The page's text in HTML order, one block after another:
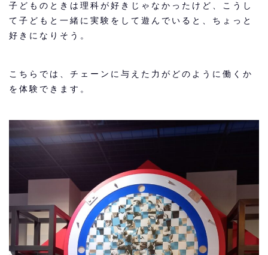
子どものときは理科が好きじゃなかったけど、こうし
て子どもと一緒に実験をして遊んでいると、ちょっと
好きになりそう。
こちらでは、チェーンに与えた力がどのように働くか
を体験できます。